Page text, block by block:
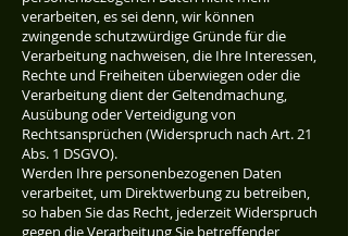
verarbeiten, es sei denn, wir können
zwingende schutzwürdige Gründe für die
Verarbeitung nachweisen, die Ihre Interessen,
Rechte und Freiheiten überwiegen oder die
Verarbeitung dient der Geltendmachung,
Ausübung oder Verteidigung von
Rechtsansprüchen (Widerspruch nach Art. 21
Abs. 1 DSGVO).
Werden Ihre personenbezogenen Daten
verarbeitet, um Direktwerbung zu betreiben,
so haben Sie das Recht, jederzeit Widerspruch
gegen die Verarbeitung Sie betreffender